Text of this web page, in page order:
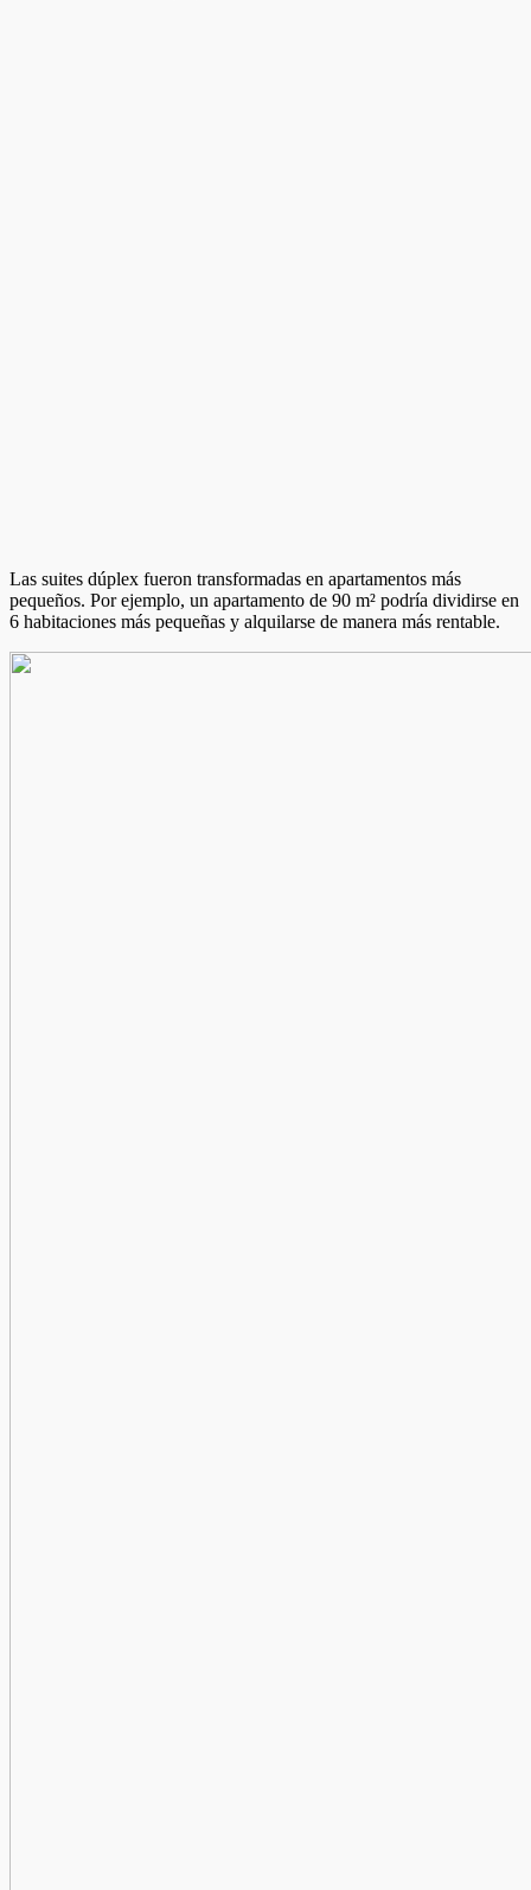
Las suites dúplex fueron transformadas en apartamentos más
pequeños. Por ejemplo, un apartamento de 90 m² podría dividirse en
6 habitaciones más pequeñas y alquilarse de manera más rentable.